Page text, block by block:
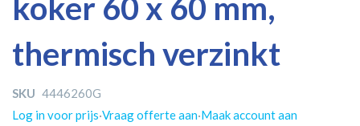
koker 60 x 60 mm,
thermisch verzinkt
SKU 4446260G
Log in voor prijs·Vraag offerte aan·Maak account aan
gallerij
gallerij